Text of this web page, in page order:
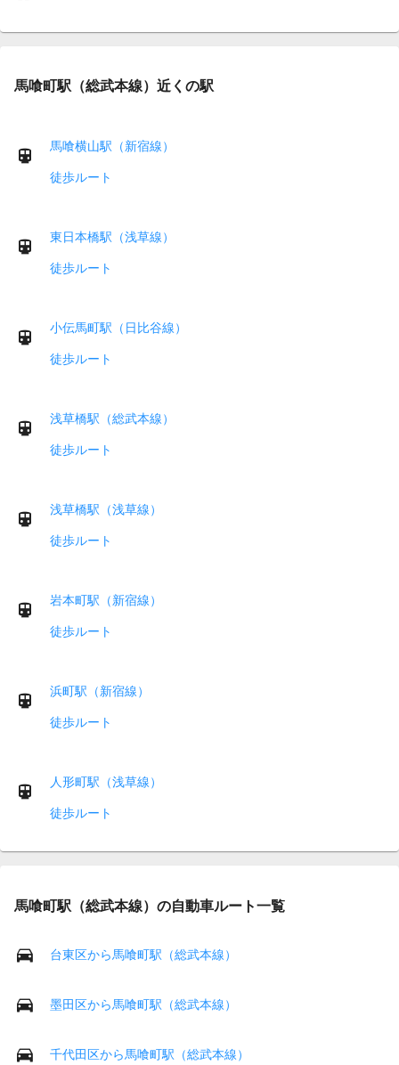
馬喰町駅（総武本線）近くの駅
馬喰横山駅（新宿線）
徒歩ルート
東日本橋駅（浅草線）
徒歩ルート
小伝馬町駅（日比谷線）
徒歩ルート
浅草橋駅（総武本線）
徒歩ルート
浅草橋駅（浅草線）
徒歩ルート
岩本町駅（新宿線）
徒歩ルート
浜町駅（新宿線）
徒歩ルート
人形町駅（浅草線）
徒歩ルート
馬喰町駅（総武本線）の自動車ルート一覧
台東区から馬喰町駅（総武本線）
墨田区から馬喰町駅（総武本線）
千代田区から馬喰町駅（総武本線）